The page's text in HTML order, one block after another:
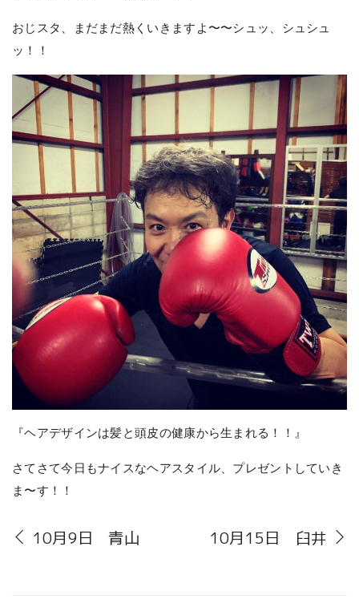
おじスタ、まだまだ熱くいきますよ〜〜シュッ、シュシュ
ッ！！
『ヘアデザインは髪と頭皮の健康から生まれる！！』
さてさて今日もナイスなヘアスタイル、プレゼントしていき
ま〜す！！
10月9日 青山 10月15日 臼井